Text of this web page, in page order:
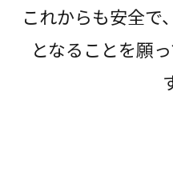
これからも安全で
となることを願